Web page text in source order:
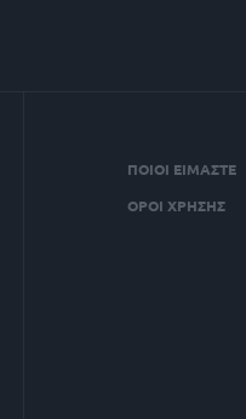
ΠΟΙΟΙ ΕΙΜΑΣΤΕ
ΟΡΟΙ ΧΡΗΣΗΣ